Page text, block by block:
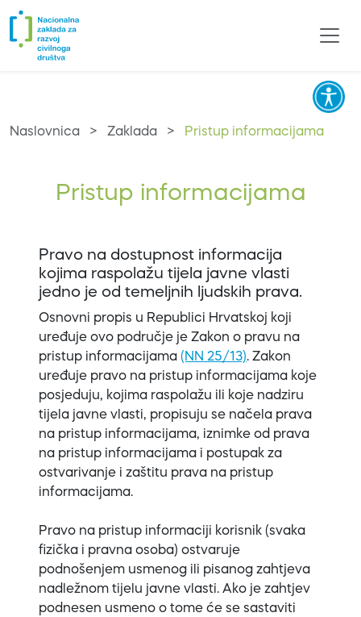
Naslovnica > Zaklada > Pristup informacijama
Pristup informacijama
Pravo na dostupnost informacija
kojima raspolažu tijela javne vlasti
jedno je od temeljnih ljudskih prava.
Osnovni propis u Republici Hrvatskoj koji
uređuje ovo područje je Zakon o pravu na
pristup informacijama (NN 25/13). Zakon
uređuje pravo na pristup informacijama koje
posjeduju, kojima raspolažu ili koje nadziru
tijela javne vlasti, propisuju se načela prava
na pristup informacijama, iznimke od prava
na pristup informacijama i postupak za
ostvarivanje i zaštitu prava na pristup
informacijama.
Pravo na pristup informaciji korisnik (svaka
fizička i pravna osoba) ostvaruje
podnošenjem usmenog ili pisanog zahtjeva
nadležnom tijelu javne vlasti. Ako je zahtjev
podnesen usmeno o tome će se sastaviti